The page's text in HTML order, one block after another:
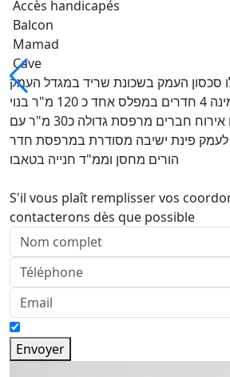
Accès handicapés
Balcon
Mamad
Cave
סכסון העמק בשכונת שריד במגדל העמק
דירת גן מיוחדת במינה 4 חדרים במפלס אחד כ 120 מ"ר בנוי
גינה לטובת בריכה או אירוח חברים מרפסת גדולה כ30 מ"ר עם
לעמק פינת ישיבה מסודרת במרפסת חדר
הורים מחסן וממ"ד חנייה בטאבו
S'il vous plaît remplisser vos
contacterons dès que possible
Envoyer